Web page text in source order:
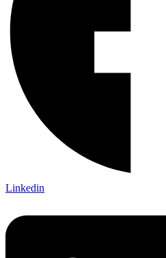
Linkedin